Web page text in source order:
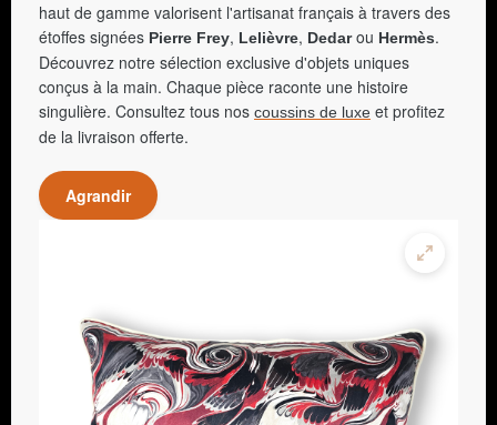
haut de gamme valorisent l'artisanat français à travers des
étoffes signées Pierre Frey, Lelièvre, Dedarou Hermès.
Découvrez notre sélection exclusive d'objets uniques
conçus à la main. Chaque pièce raconte une histoire
singulière. Consultez tous nos coussins de luxe et profitez
de la livraison offerte.
Agrandir